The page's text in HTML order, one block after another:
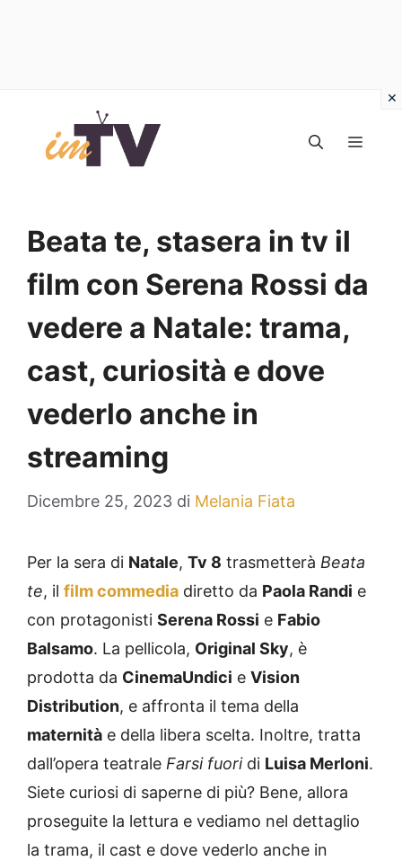
contenuto
Beata te, stasera in tv il
film con Serena Rossi da
vedere a Natale: trama,
cast, curiosità e dove
vederlo anche in
streaming
Dicembre 25, 2023 di Melania Fiata
Per la sera di Natale, Tv 8 trasmetterà Beata
te, il film commedia diretto da Paola Randi e
con protagonisti Serena Rossi e Fabio
Balsamo. La pellicola, Original Sky, è
prodotta da CinemaUndici e Vision
Distribution, e affronta il tema della
maternità e della libera scelta. Inoltre, tratta
dall’opera teatrale Farsi fuoridi Luisa Merloni.
Siete curiosi di saperne di più? Bene, allora
proseguite la lettura e vediamo nel dettaglio
la trama, il cast e dove vederlo anche in